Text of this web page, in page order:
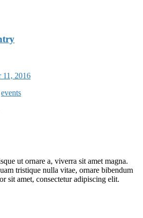
11, 2016
events
ut ornare a, viverra sit amet magna.
tristique nulla vitae, ornare bibendum
sit amet, consectetur adipiscing elit.